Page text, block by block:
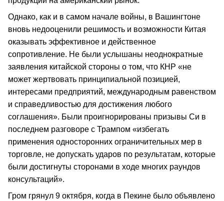
Однако, как и в самом начале войны, в Вашингтоне
вновь недооценили решимость и возможности Китая
оказывать эффективное и действенное
сопротивление. Не были услышаны неоднократные
заявления китайской стороны о том, что КНР «не
может жертвовать принципиальной позицией,
интересами предприятий, международным равенством
и справедливостью для достижения любого
соглашения». Были проигнорированы призывы Си в
последнем разговоре с Трампом «избегать
применения односторонних ограничительных мер в
торговле, не допускать ударов по результатам, которые
были достигнуты сторонами в ходе многих раундов
консультаций».
Гром грянул 9 октября, когда в Пекине было объявлено